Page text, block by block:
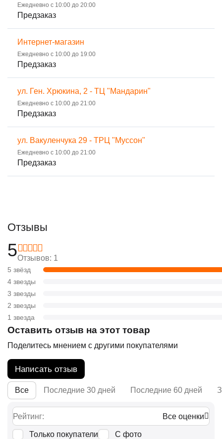
Ежедневно с 10:00 до 20:00
Предзаказ
Интернет-магазин
Ежедневно с 10:00 до 19:00
Предзаказ
ул. Ген. Хрюкина, 2 - ТЦ "Мандарин"
Ежедневно с 10:00 до 21:00
Предзаказ
ул. Вакуленчука 29 - ТРЦ "Муссон"
Ежедневно с 10:00 до 21:00
Предзаказ
Отзывы
5Отзывов: 1
5 звёзд
4 звезды
3 звезды
2 звезды
1 звезда
Оставить отзыв на этот товар
Поделитесь мнением с другими покупателями
Написать отзыв
Все Последние 30 дней Последние 60 дней
Рейтинг: Все оценки
Только покупатели
С фото